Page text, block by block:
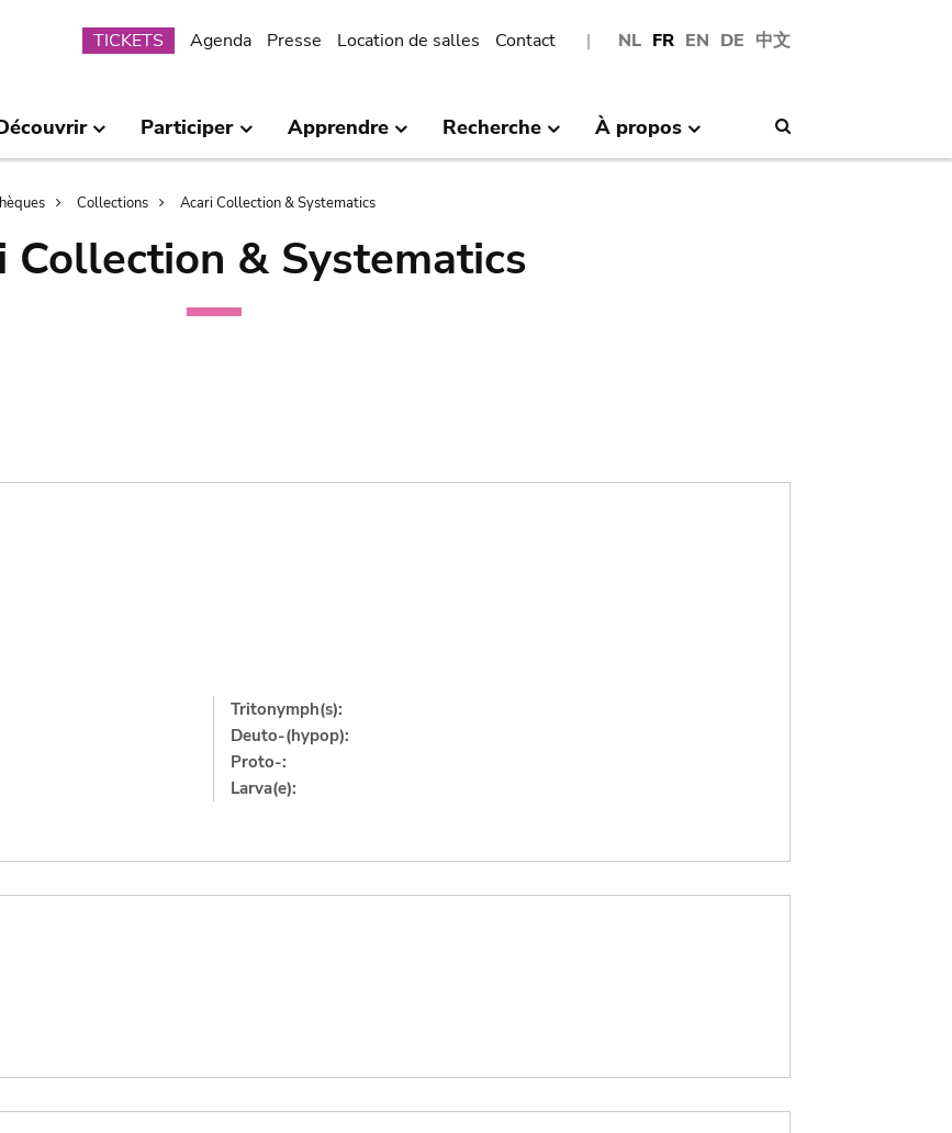
NL FR EN DE 中文
Submenu
TICKETS Agenda Presse Location de salles Contact
Participer Apprendre Recherche À propos
Collections Acari Collection & Systematics
Collection & Systematics
Tritonymph(s):
Deuto-(hypop):
Proto-:
Larva(e):